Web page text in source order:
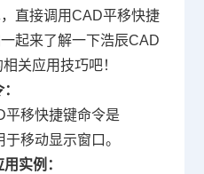
直接调用CAD平移快捷
起来了解一下浩辰CAD
关应用技巧吧！
平移快捷键命令是
移动显示窗口。
实例：